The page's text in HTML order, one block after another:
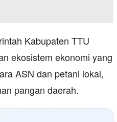
Kabupaten TTU
ekosistem ekonomi yang
ASN dan petani lokal,
pangan daerah.